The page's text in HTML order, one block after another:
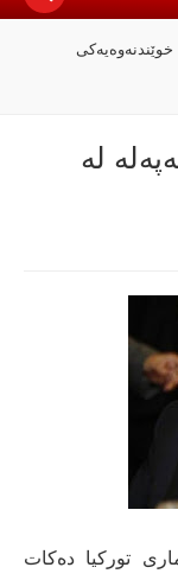
خوێندنەوەیەکی
لە
تورکیا دەکات